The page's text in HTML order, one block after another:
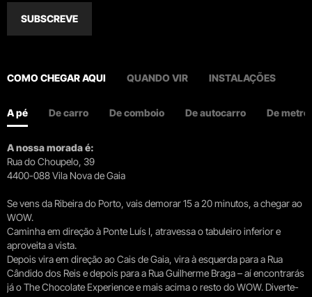
SUBSCREVE
COMO CHEGAR AQUI QUANDO VIR INSTALAÇÕES
A pé De carro De comboio De autocarro De metro
A nossa morada é:
Rua do Choupelo, 39
4400-088 Vila Nova de Gaia
Se vens da Ribeira do Porto, vais demorar 15 a 20 minutos, a chegar ao
WOW.
Caminha em direção à Ponte Luís I, atravessa o tabuleiro inferior e
aproveita a vista.
Depois vira em direção ao Cais de Gaia, vira à esquerda para a Rua
Cândido dos Reis e depois para a Rua Guilherme Braga – aí encontrarás
já o The Chocolate Experience e mais acima o resto do WOW. Diverte-